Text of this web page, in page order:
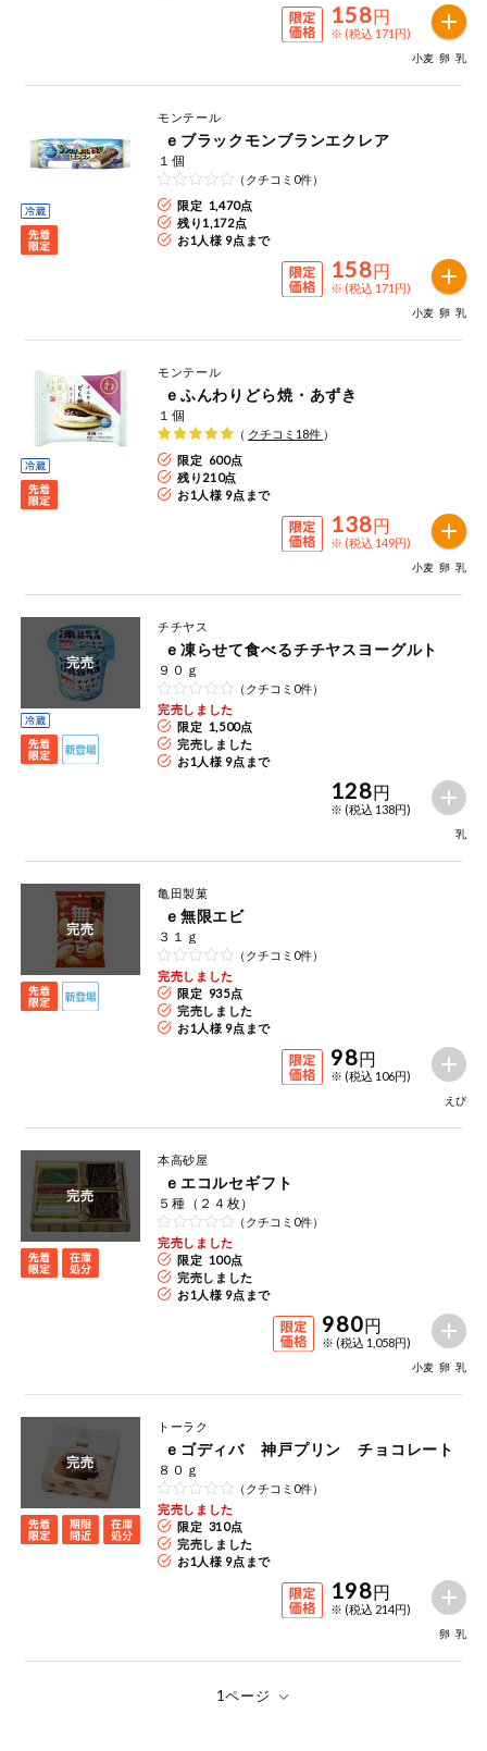
158円
※ (税込 171円)
小麦 卵 乳
モンテール
ｅブラックモンブランエクレア
１個
（クチコミ0件）
限定 1,470点
残り1,172点
お1人様 9点まで
158円
※ (税込 171円)
小麦 卵 乳
モンテール
ｅふんわりどら焼・あずき
１個
（ クチコミ 18件 ）
限定 600点
残り 210点
お1人様 9点まで
138円
※ (税込 149円)
小麦 卵 乳
完売
チチヤス
ｅ凍らせて食べるチチヤスヨーグルト
９０ｇ
（クチコミ0件）
完売しました
限定 1,500点
完売しました
お1人様 9点まで
128円
※ (税込 138円)
乳
完売
亀田製菓
ｅ無限エビ
３１ｇ
（クチコミ0件）
完売しました
限定 935点
完売しました
お1人様 9点まで
98円
※ (税込 106円)
えび
完売
本高砂屋
ｅエコルセギフト
５種（２４枚）
（クチコミ0件）
完売しました
限定 100点
完売しました
お1人様 9点まで
980円
※ (税込 1,058円)
小麦 卵 乳
完売
トーラク
ｅゴディバ 神戸プリン チョコレート
８０ｇ
（クチコミ0件）
完売しました
限定 310点
完売しました
お1人様 9点まで
198円
※ (税込 214円)
卵 乳